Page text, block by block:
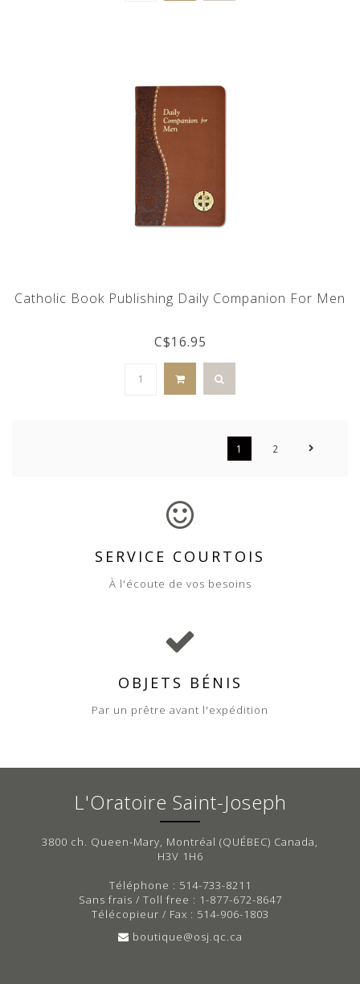
Catholic Book Publishing Daily Companion For Men
C$16.95
1 2
SERVICE COURTOIS
À l'écoute de vos besoins
OBJETS BÉNIS
Par un prêtre avant l'expédition
L'Oratoire Saint-Joseph
3800 ch. Queen-Mary, Montréal (QUÉBEC) Canada,
H3V 1H6
Téléphone : 514-733-8211
Sans frais / Toll free : 1-877-672-8647
Télécopieur / Fax : 514-906-1803
boutique@osj.qc.ca